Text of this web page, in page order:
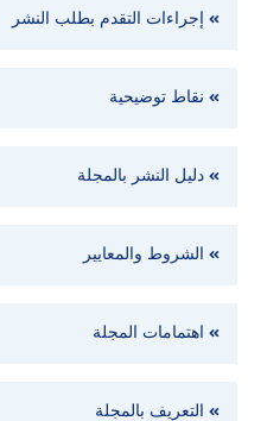
إجراءات التقدم بطلب النشر
نقاط توضيحية
دليل النشر بالمجلة
الشروط والمعايير
اهتمامات المجلة
التعريف بالمجلة